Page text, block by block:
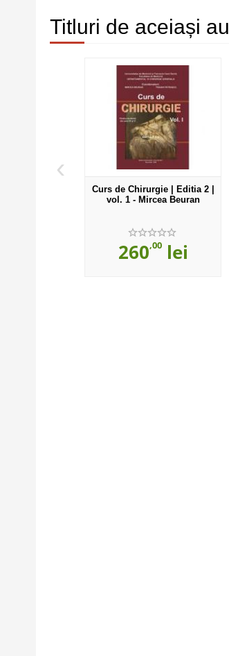
Titluri de aceiași
‹
Curs de Chirurgie | Editia 2 |
vol. 1 - Mircea Beuran
260,00lei